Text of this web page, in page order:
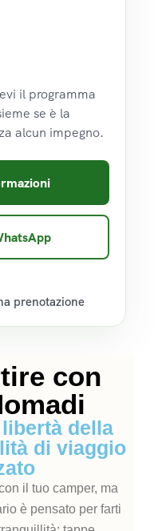
il programma
se è la
alcun impegno.
prenotazione
con
della
di viaggio
il tuo camper, ma
è pensato per farti